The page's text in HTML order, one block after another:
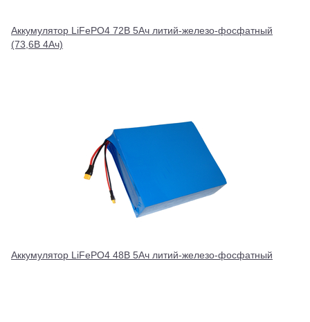
Аккумулятор LiFePO4 72В 5Ач литий-железо-фосфатный
(73,6В 4Ач)
Аккумулятор LiFePO4 48В 5Ач литий-железо-фосфатный